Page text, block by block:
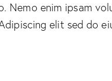
Nemo enim ipsam
elit sed do